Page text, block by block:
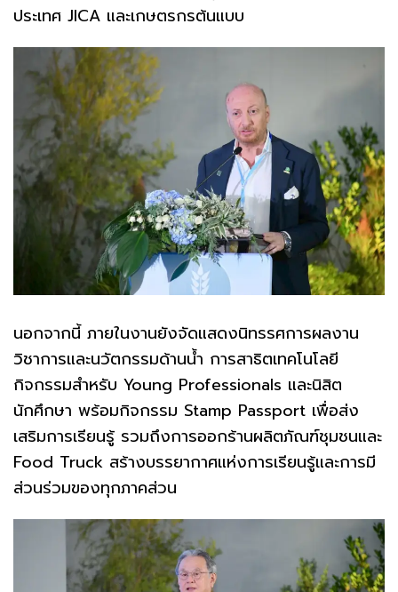
ประเทศ JICA และเกษตรกรต้นแบบ
นอกจากนี้ ภายในงานยังจัดแสดงนิทรรศการผลงาน
วิชาการและนวัตกรรมด้านน้ำ การสาธิตเทคโนโลยี
กิจกรรมสำหรับ Young Professionals และนิสิต
นักศึกษา พร้อมกิจกรรม Stamp Passport เพื่อส่ง
เสริมการเรียนรู้ รวมถึงการออกร้านผลิตภัณฑ์ชุมชนและ
Food Truck สร้างบรรยากาศแห่งการเรียนรู้และการมี
ส่วนร่วมของทุกภาคส่วน